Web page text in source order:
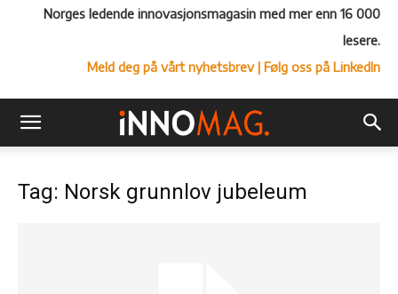
Norges ledende innovasjonsmagasin med mer enn 16 000
lesere.
Meld deg på vårt nyhetsbrev| Følg oss på LinkedIn
Tag: Norsk grunnlov jubeleum